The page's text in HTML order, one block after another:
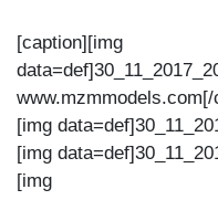
[caption][img
www.mzmmodels.com[/
[img
[img
[img